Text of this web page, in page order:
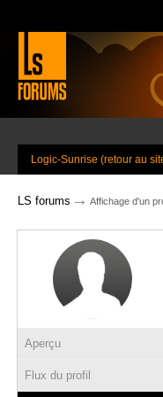
Logic-Sunrise (retour au
LS forums → Affichage d'un
Aperçu
Flux du profil